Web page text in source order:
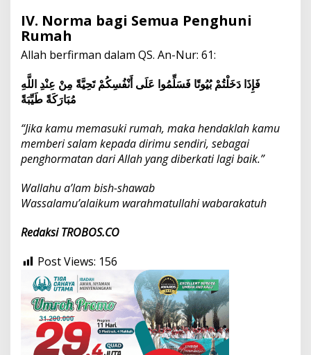
IV. Norma bagi Semua Penghuni
Rumah
Allah berfirman dalam QS. An-Nur: 61:
فَإِذَا دَخَلْتُمْ بُيُوتًا فَسَلِّمُوا عَلَى أَنْفُسِكُمْ تَحِيَّةً مِنْ عِنْدِ اللَّهِ
مُبَارَكَةً طَيِّبَةً
“Jika kamu memasuki rumah, maka hendaklah kamu
memberi salam kepada dirimu sendiri, sebagai
penghormatan dari Allah yang diberkati lagi baik.”
Wallahu a’lam bish-shawab
Wassalamu’alaikum warahmatullahi wabarakatuh
RedaksiTROBOS.CO
Post Views: 156